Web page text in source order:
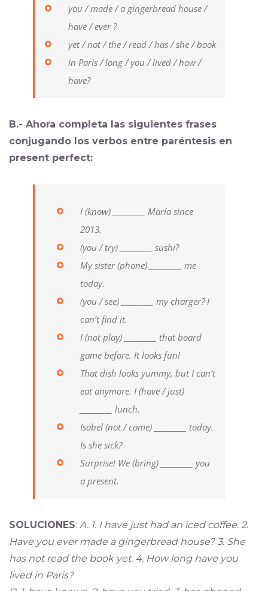
you / made / a gingerbread house /
have / ever ?
yet / not / the / read / has / she / book
in Paris / long / you / lived / how /
have?
B.- Ahora completa las siguientes frases
conjugando los verbos entre paréntesis en
present perfect:
I (know) _________ María since
2013.
(you / try) _________ sushi?
My sister (phone) _________ me
today.
(you / see) _________ my charger? I
can’t find it.
I (not play) _________ that board
game before. It looks fun!
That dish looks yummy, but I can’t
eat anymore. I (have / just)
_________ lunch.
Isabel (not / come) _________ today.
Is she sick?
Surprise! We (bring) _________ you
a present.
SOLUCIONES: A. 1. I have just had an iced coffee. 2.
Have you ever made a gingerbread house? 3. She
has not read the book yet. 4. How long have you
lived in Paris?